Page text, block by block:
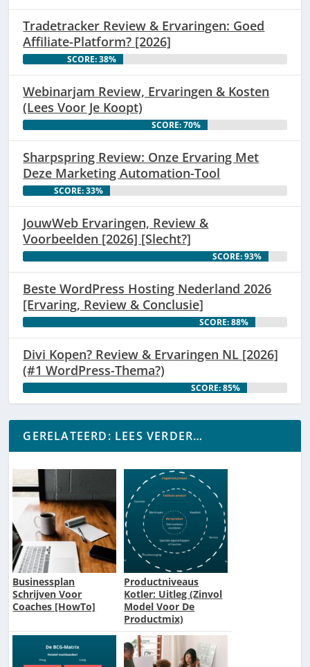
Tradetracker Review & Ervaringen: Goed
Affiliate-Platform? [2026]
SCORE: 38%
Webinarjam Review, Ervaringen & Kosten
(Lees Voor Je Koopt)
SCORE: 70%
Sharpspring Review: Onze Ervaring Met
Deze Marketing Automation-Tool
SCORE: 33%
JouwWeb Ervaringen, Review &
Voorbeelden [2026] [Slecht?]
SCORE: 93%
Beste WordPress Hosting Nederland 2026
[Ervaring, Review & Conclusie]
SCORE: 88%
Divi Kopen? Review & Ervaringen NL [2026]
(#1 WordPress-Thema?)
SCORE: 85%
GERELATEERD: LEES VERDER…
Businessplan
Schrijven Voor
Coaches [HowTo]
Productniveaus
Kotler: Uitleg (Zinvol
Model Voor De
Productmix)